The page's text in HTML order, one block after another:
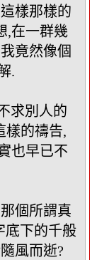
樣那樣的
,在一群幾
竟然像個
.
求別人的
樣的禱告,
也早已不
個所謂真
底下的千般
風而逝?